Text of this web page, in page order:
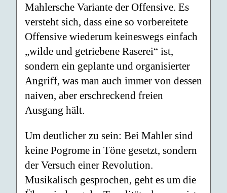
Mahlersche Variante der Offensive. Es
versteht sich, dass eine so vorbereitete
Offensive wiederum keineswegs einfach
„wilde und getriebene Raserei“ ist,
sondern ein geplante und organisierter
Angriff, was man auch immer von dessen
naiven, aber erschreckend freien
Ausgang hält.
Um deutlicher zu sein: Bei Mahler sind
keine Pogrome in Töne gesetzt, sondern
der Versuch einer Revolution.
Musikalisch gesprochen, geht es um die